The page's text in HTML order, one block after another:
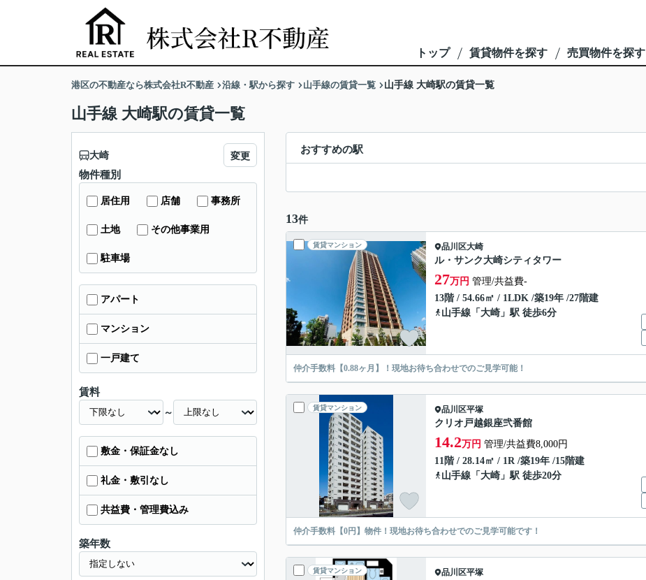
トップ 賃貸物件を探す 売買物件を探す
港区の不動産なら株式会社R不動産 沿線・駅から探す 山手線の賃貸一覧 山手線 大崎駅の賃貸一覧
山手線 大崎駅の賃貸一覧
おすすめの駅
13件
賃貸マンション 品川区大崎
ル・サンク大崎シティタワー
27万円 管理/共益費-
13階 / 54.66㎡ / 1LDK /築19年 /27階建
山手線 「 大崎 」駅 徒歩6分
仲介手数料【0.88ヶ月】！現地お待ち合わせでのご見学可能！
賃貸マンション 品川区平塚
クリオ戸越銀座弐番館
14.2万円 管理/共益費8,000円
11階 / 28.14㎡ / 1R /築19年 /15階建
山手線 「 大崎 」駅 徒歩20分
仲介手数料【0円】物件！現地お待ち合わせでのご見学可能です！
賃貸マンション 品川区平塚
大崎 変更
物件種別
居住用 店舗 事務所
土地 その他事業用
駐車場
アパート
マンション
一戸建て
賃料
～
敷金・保証金なし
礼金・敷引なし
共益費・管理費込み
築年数